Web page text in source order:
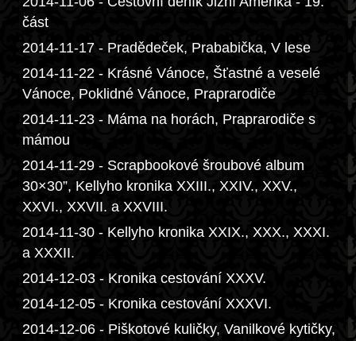
část
2014-11-17 - Pradědeček, Prababička, V lese
2014-11-22 - Krásné Vánoce, Šťastné a veselé
Vánoce, Poklidné Vánoce, Praprarodiče
2014-11-23 - Máma na horách, Praprarodiče s
mámou
2014-11-29 - Scrapbookové šroubové album
30×30”, Kellyho kronika XXIII., XXIV., XXV.,
XXVI., XXVII. a XXVIII.
2014-11-30 - Kellyho kronika XXIX., XXX., XXXI.
a XXXII.
2014-12-03 - Kronika cestování XXXV.
2014-12-05 - Kronika cestování XXXVI.
2014-12-06 - Piškotové kuličky, Vanilkové kytičky,